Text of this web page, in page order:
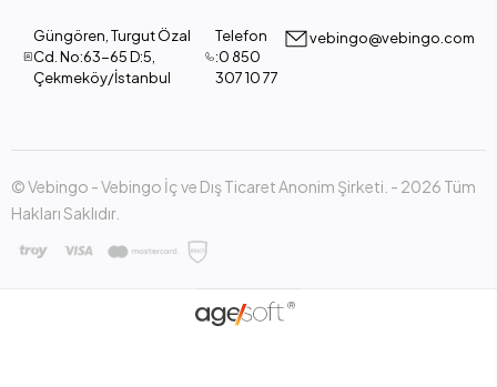
Güngören, Turgut Özal
Cd. No:63-65 D:5,
Çekmeköy/İstanbul
Telefon
:0 850
307 10 77
vebingo@vebingo.com
© Vebingo - Vebingo İç ve Dış Ticaret Anonim Şirketi. - 2026 Tüm
Hakları Saklıdır.